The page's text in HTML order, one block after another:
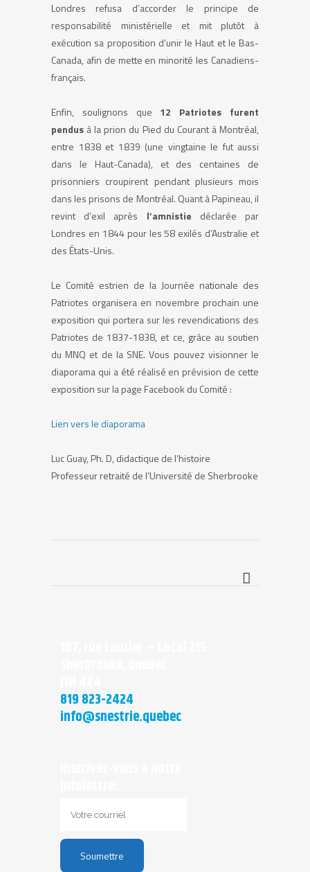
Londres refusa d’accorder le principe de
responsabilité ministérielle et mit plutôt à
exécution sa proposition d’unir le Haut et le Bas-
Canada, afin de mette en minorité les Canadiens-
français.
Enfin, soulignons que 12 Patriotes furent
pendus à la prion du Pied du Courant à Montréal,
entre 1838 et 1839 (une vingtaine le fut aussi
dans le Haut-Canada), et des centaines de
prisonniers croupirent pendant plusieurs mois
dans les prisons de Montréal. Quant à Papineau, il
revint d’exil après l’amnistie déclarée par
Londres en 1844 pour les 58 exilés d’Australie et
des États-Unis.
Le Comité estrien de la Journée nationale des
Patriotes organisera en novembre prochain une
exposition qui portera sur les revendications des
Patriotes de 1837-1838, et ce, grâce au soutien
du MNQ et de la SNE. Vous pouvez visionner le
diaporama qui a été réalisé en prévision de cette
exposition sur la page Facebook du Comité :
Lien vers le diaporama
Luc Guay, Ph. D, didactique de l’histoire
Professeur retraité de l’Université de Sherbrooke
819 823-2424
info@snestrie.quebec